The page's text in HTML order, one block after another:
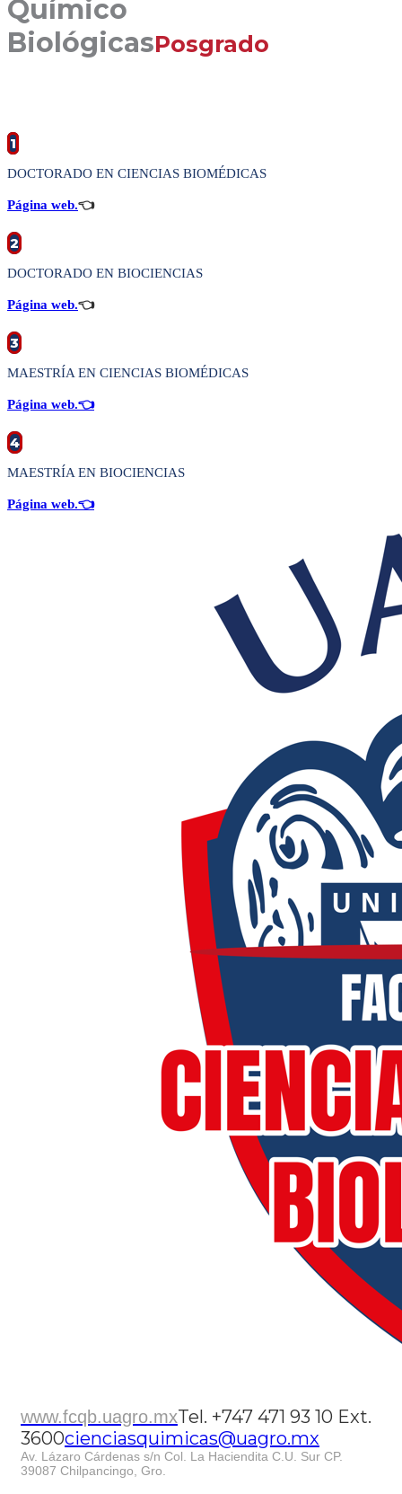
Químico
BiológicasPosgrado
1
DOCTORADO EN CIENCIAS BIOMÉDICAS
Página web.👈
2
DOCTORADO EN BIOCIENCIAS
Página web.👈
3
MAESTRÍA EN CIENCIAS BIOMÉDICAS
Página web.👈
4
MAESTRÍA EN BIOCIENCIAS
Página web.👈
www.fcqb.uagro.mxTel. +747 471 93 10 Ext.
3600cienciasquimicas@uagro.mx
Av. Lázaro Cárdenas s/n Col. La Haciendita C.U. Sur CP.
39087 Chilpancingo, Gro.